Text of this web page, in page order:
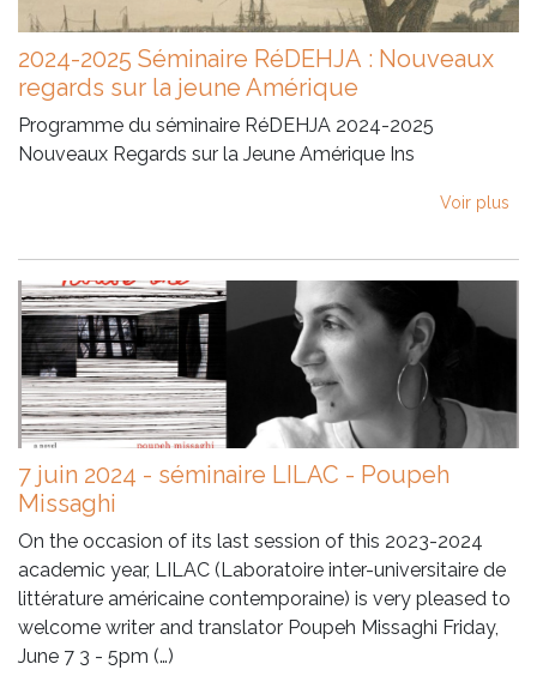
2024-2025 Séminaire RéDEHJA : Nouveaux
regards sur la jeune Amérique
Programme du séminaire RéDEHJA 2024-2025
Nouveaux Regards sur la Jeune Amérique Ins
Voir plus
7 juin 2024 - séminaire LILAC - Poupeh
Missaghi
On the occasion of its last session of this 2023-2024
academic year, LILAC (Laboratoire inter-universitaire de
littérature américaine contemporaine) is very pleased to
welcome writer and translator Poupeh Missaghi Friday,
June 7 3 - 5pm (…)